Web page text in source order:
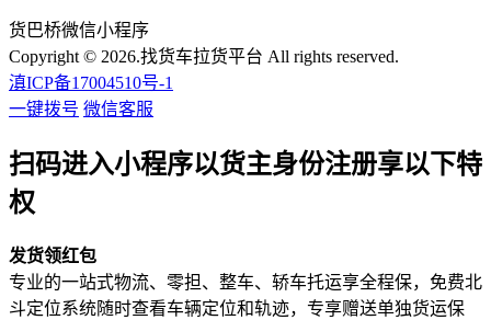
货巴桥微信小程序
Copyright © 2026.找货车拉货平台 All rights reserved.
滇ICP备17004510号-1
一键拨号 微信客服
扫码进入小程序以货主身份注册享以下特
权
发货领红包
专业的一站式物流、零担、整车、轿车托运享全程保，免费北
斗定位系统随时查看车辆定位和轨迹，专享赠送单独货运保